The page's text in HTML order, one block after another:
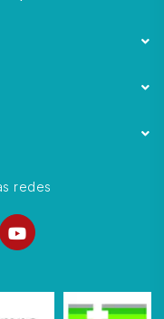
redes